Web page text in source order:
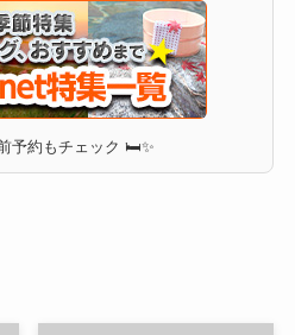
予約もチェック 🛏✨